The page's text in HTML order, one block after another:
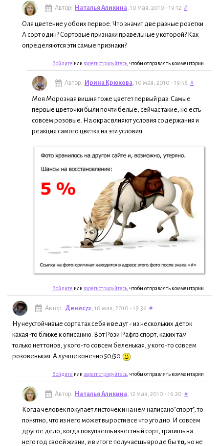
Автор: Наталья Аликина, 10 мая, 2010 - 19:12 #
Оля цветение у обоих первое. Что значит две разные розетки
А сорт один? Сортовые признаки правельные у которой? Как
определяются эти самые признаки?
Войдите или зарегистрируйтесь , чтобы отправлять комментарии
Автор: Ирина Крюкова, 10 мая, 2010 - 19:56 #
Моя Морозная вишня тоже цветет первый раз. Самые
первые цветочки были почти белые, сейчас такие, но есть
совсем розовые. На окрас влияют условия содержания и
реакция самого цветка на эти условия.
Войдите или зарегистрируйтесь , чтобы отправлять комментарии
Автор: Денис72 , 10 мая, 2010 - 19:36 #
Ну неустойчивые сорта так себя и ведут - из нескольких деток
какая-то ближе к описанию. Вот Рози Рафлз спорт, каких там
только нет тонов, у кого-то совсем беленькая, у кого-то совсем
розовенькая. А лучше конечно 50/50.
Войдите или зарегистрируйтесь , чтобы отправлять комментарии
Автор: Наталья Аликина , 12 мая, 2010 - 16:20 #
Когда человек покупает листочек и на нем написано"спорт", то
понятно, что из него может вырости все что угодно. И совсем
другое дело, когда покупаешь известный сорт, тратишь на
него год своей жизни, и в итоге получаешь вроде бы то, но не